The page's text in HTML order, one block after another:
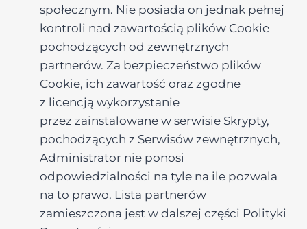
społecznym. Nie posiada on jednak pełnej
kontroli nad zawartością plików Cookie
pochodzących od zewnętrznych
partnerów. Za bezpieczeństwo plików
Cookie, ich zawartość oraz zgodne
z licencją wykorzystanie
przez zainstalowane w serwisie Skrypty,
pochodzących z Serwisów zewnętrznych,
Administrator nie ponosi
odpowiedzialności na tyle na ile pozwala
na to prawo. Lista partnerów
zamieszczona jest w dalszej części Polityki